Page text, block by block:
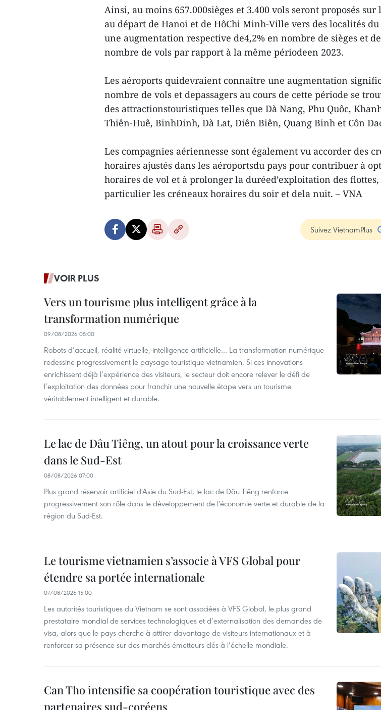
Ainsi, au moins 657.000sièges et 3.400 vols seront proposés sur
au départ de Hanoi et de HôChi Minh-Ville vers des localités du
une augmentation respective de4,2% en nombre de sièges et
nombre de vols par rapport à la même périodeen 2023.
Les aéroports quidevraient connaître une augmentation
nombre de vols et depassagers au cours de cette période se
des attractionstouristiques telles que Dà Nang, Phu Quôc,
Thiên-Huê, BinhDinh, Dà Lat, Diên Biên, Quang Binh et Côn
Les compagnies aériennesse sont également vu accorder des
horaires ajustés dans les aéroportsdu pays pour contribuer à
horaires de vol et à prolonger la duréed’exploitation des flottes,
particulier les créneaux horaires du soir et dela nuit. – VNA
Suivez VietnamPlus
VOIR PLUS
Vers un tourisme plus intelligent grâce à la
transformation numérique
09/08/2026 05:00
Robots d’accueil, réalité virtuelle, intelligence artificielle… La transformation numérique
redessine progressivement le paysage touristique vietnamien. Si ces innovations
enrichissent déjà l’expérience des visiteurs, le secteur doit encore relever le défi de
l’exploitation des données pour franchir une nouvelle étape vers un tourisme
véritablement intelligent et durable.
Le lac de Dâu Tiêng, un atout pour la croissance verte
dans le Sud-Est
08/08/2026 07:00
Plus grand réservoir artificiel d'Asie du Sud-Est, le lac de Dâu Tiêng renforce
progressivement son rôle dans le développement de l'économie verte et durable de la
région du Sud-Est.
Le tourisme vietnamien s’associe à VFS Global pour
étendre sa portée internationale
07/08/2026 15:00
Les autorités touristiques du Vietnam se sont associées à VFS Global, le plus grand
prestataire mondial de services technologiques et d’externalisation des demandes de
visa, alors que le pays cherche à attirer davantage de visiteurs internationaux et à
renforcer sa présence sur des marchés émetteurs clés à l’échelle mondiale.
Can Tho intensifie sa coopération touristique avec des
partenaires sud-coréens